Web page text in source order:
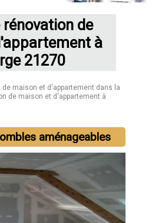
rénovation de
à
21270
de maison et d'appartement dans la
de maison et d'appartement à
aménageables